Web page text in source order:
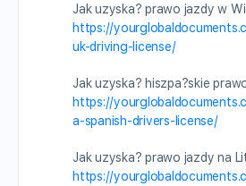
Jak uzyska? prawo jazdy w
https://
uk-driving-license/
Jak uzyska? hiszpa?skie
https://
a-spanish-drivers-license/
Jak uzyska? prawo jazdy na
https://